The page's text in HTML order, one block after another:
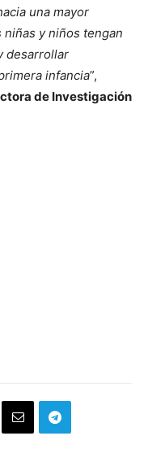
una mayor
y niños tengan
desarrollar
infancia”,
de Investigación